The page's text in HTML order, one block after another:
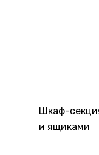
Шкаф-
и ящиками